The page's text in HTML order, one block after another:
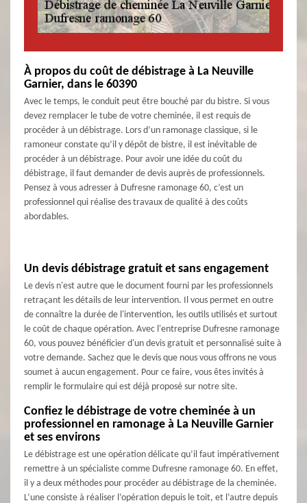
À propos du coût de débistrage à La Neuville
Garnier, dans le 60390
Avec le temps, le conduit peut être bouché par du bistre. Si vous
devez remplacer le tube de votre cheminée, il est requis de
procéder à un débistrage. Lors d’un ramonage classique, si le
ramoneur constate qu’il y dépôt de bistre, il est inévitable de
procéder à un débistrage. Pour avoir une idée du coût du
débistrage, il faut demander de devis auprès de professionnels.
Pensez à vous adresser à Dufresne ramonage 60, c’est un
professionnel qui réalise des travaux de qualité à des coûts
abordables.
Un devis débistrage gratuit et sans engagement
Le devis n'est autre que le document fourni par les professionnels
retraçant les détails de leur intervention. Il vous permet en outre
de connaître la durée de l'intervention, les outils utilisés et surtout
le coût de chaque opération. Avec l'entreprise Dufresne ramonage
60, vous pouvez bénéficier d'un devis gratuit et personnalisé suite à
votre demande. Sachez que le devis que nous vous offrons ne vous
soumet à aucun engagement. Pour ce faire, vous êtes invités à
remplir le formulaire qui est déjà proposé sur notre site.
Confiez le débistrage de votre cheminée à un
professionnel en ramonage à La Neuville Garnier
et ses environs
Le débistrage est une opération délicate qu’il faut impérativement
remettre à un spécialiste comme Dufresne ramonage 60. En effet,
il y a deux méthodes pour procéder au débistrage de la cheminée.
L’une consiste à réaliser l’opération depuis le toit, et l’autre depuis